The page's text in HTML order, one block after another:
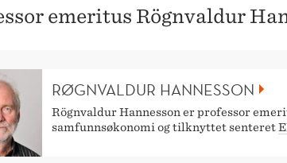
emeritus Rögnvaldur
RØGNVALDUR HANNESSON
Rögnvaldur Hannesson er professor
samfunnsøkonomi og tilknyttet senteret